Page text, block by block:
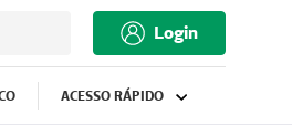
Login
ACESSO RÁPIDO